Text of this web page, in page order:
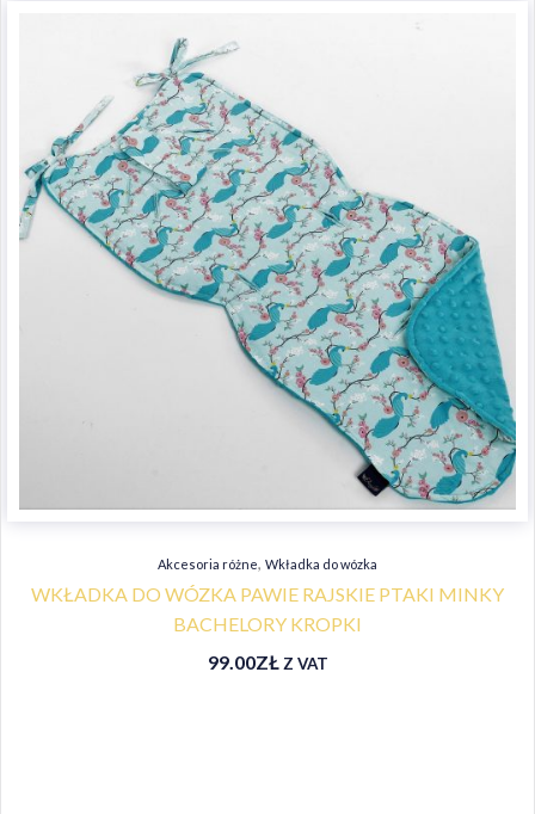
Akcesoria różne, Wkładka do wózka
WKŁADKA DO WÓZKA PAWIE RAJSKIE PTAKI MINKY
BACHELORY KROPKI
99.00ZŁ Z VAT